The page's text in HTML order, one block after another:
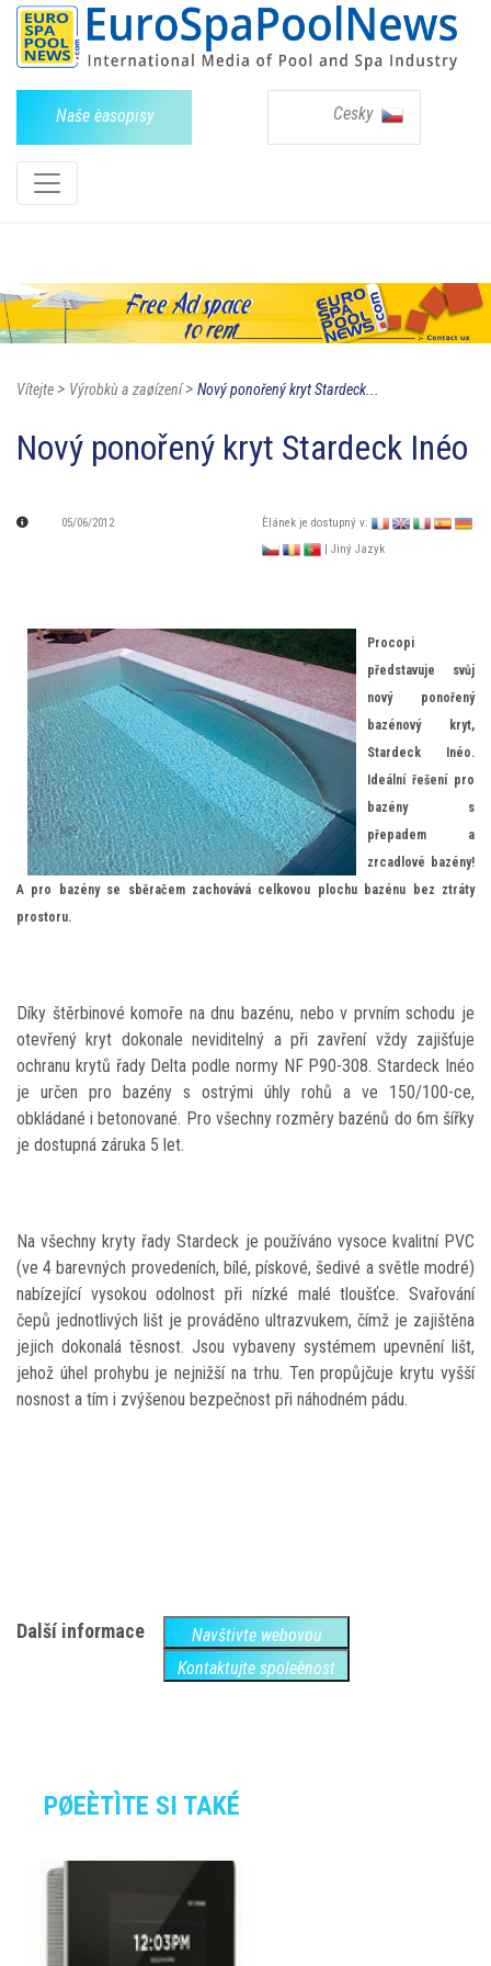
Naše èasopisy Cesky
Vítejte> Výrobkù a zaøízení> Nový ponořený kryt Stardeck...
Nový ponořený kryt Stardeck Inéo
05/06/2012
Èlánek je dostupný v:
| Jiný Jazyk
Procopi
představuje svůj
nový ponořený
bazénový kryt,
Stardeck Inéo.
Ideální řešení pro
bazény s
přepadem a
zrcadlové bazény!
A pro bazény se sběračem zachovává celkovou plochu bazénu bez ztráty
prostoru.
Díky štěrbinové komoře na dnu bazénu, nebo v prvním schodu je
otevřený kryt dokonale neviditelný a při zavření vždy zajišťuje
ochranu krytů řady Delta podle normy NF P90-308. Stardeck Inéo
je určen pro bazény s ostrými úhly rohů a ve 150/100-ce,
obkládané i betonované. Pro všechny rozměry bazénů do 6m šířky
je dostupná záruka 5 let.
Na všechny kryty řady Stardeck je používáno vysoce kvalitní PVC
(ve 4 barevných provedeních, bílé, pískové, šedivé a světle modré)
nabízející vysokou odolnost při nízké malé tloušťce. Svařování
čepů jednotlivých lišt je prováděno ultrazvukem, čímž je zajištěna
jejich dokonalá těsnost. Jsou vybaveny systémem upevnění lišt,
jehož úhel prohybu je nejnižší na trhu. Ten propůjčuje krytu vyšší
nosnost a tím i zvýšenou bezpečnost při náhodném pádu.
Další informace
Navštivte webovou
Kontaktujte spoleènost
PØEÈTÌTE SI TAKÉ